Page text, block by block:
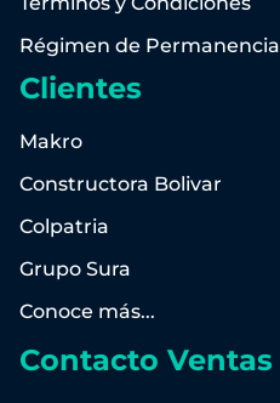
Régimen de Permanencia
Clientes
Makro
Constructora Bolivar
Colpatria
Grupo Sura
Conoce más...
Contacto Ventas